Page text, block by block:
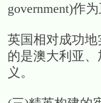
government)作
英国相对成功
的是澳大利亚
义。